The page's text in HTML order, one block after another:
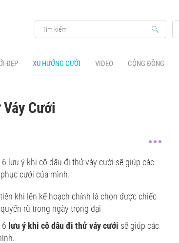
ĐẸP XU HƯỚNG CƯỚI VIDEO CỘNG ĐỒNG
Cưới
lưu ý khi cô dâu đi thử váy cưới sẽ giúp các
cưới của mình.
khi lên kế hoạch chính là chọn được chiếc
rũ trong ngày trọng đại
lưu ý khi cô dâu đi thử váy cưới sẽ giúp các